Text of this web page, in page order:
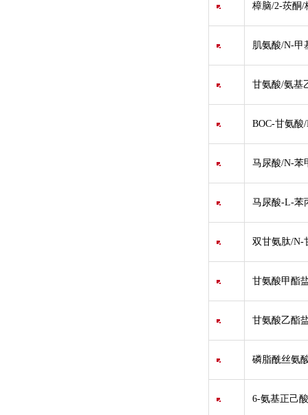
樟脑/2-莰酮/
肌氨酸/N-甲
甘氨酸/氨基
BOC-甘氨酸
马尿酸/N-苯
马尿酸-L-苯
双甘氨肽/N-
甘氨酸甲酯
甘氨酸乙酯
磷脂酰丝氨
6-氨基正己